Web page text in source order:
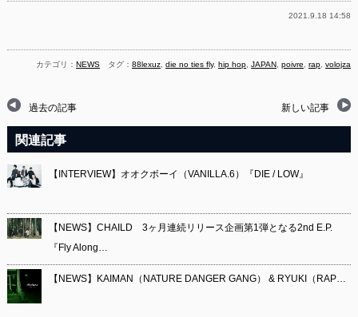
2021.9.18 14:58
カテゴリ： NEWS タグ：88lexuz,die no ties fly, hip hop,JAPAN,poivre,rap,volojza
過去の記事 新しい記事
関連記事
【INTERVIEW】オオクボーイ（VANILLA.6）『DIE / LOW』
【NEWS】CHAILD 3ヶ月連続リリース企画第1弾となる2nd E.P.
『Fly Along…
【NEWS】KAIMAN（NATURE DANGER GANG） & RYUKI（RAP…